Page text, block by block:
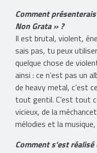
Comment
Non Grata » ?
Il est brutal, violent,
sais pas, tu peux
quelque chose de
ainsi : ce n’est pas un
de heavy metal, c’est
tout gentil. C’est tout
vicieux, de la
mélodies et la
Comment s’est